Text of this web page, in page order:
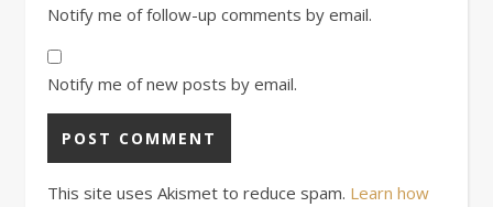
Notify me of follow-up comments by email.
Notify me of new posts by email.
This site uses Akismet to reduce spam. Learn how